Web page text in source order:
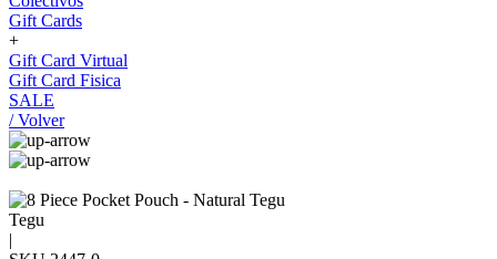
Gift Cards
+
Gift Card Virtual
Gift Card Fisica
SALE
/ Volver
Tegu
|